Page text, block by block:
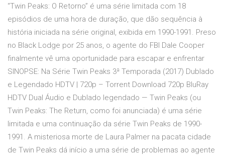
“Twin Peaks: O Retorno” é uma série limitada com 18
episódios de uma hora de duração, que dão sequência à
história iniciada na série original, exibida em 1990-1991. Preso
no Black Lodge por 25 anos, o agente do FBI Dale Cooper
finalmente vê uma oportunidade para escapar e enfrentar
SINOPSE: Na Série Twin Peaks 3ª Temporada (2017) Dublado
e Legendado HDTV | 720p – Torrent Download 720p BluRay
HDTV Dual Áudio e Dublado legendado — Twin Peaks (ou
Twin Peaks: The Return, como foi anunciada) é uma série
limitada e uma continuação da série Twin Peaks de 1990-
1991. A misteriosa morte de Laura Palmer na pacata cidade
de Twin Peaks dá início a uma série de problemas ao agente